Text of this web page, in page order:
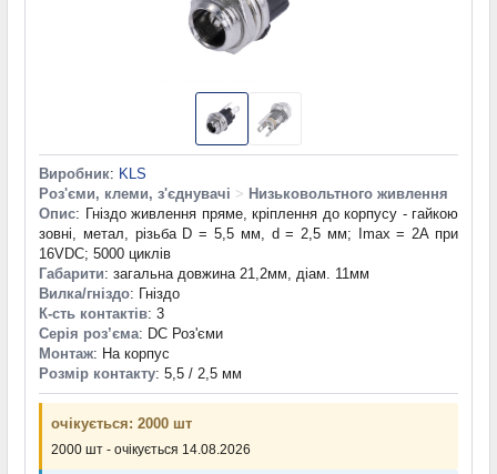
Виробник: KLS
Роз'єми, клеми, з'єднувачі > Низьковольтного живлення
Опис: Гніздо живлення пряме, кріплення до корпусу - гайкою
зовні, метал, різьба D = 5,5 мм, d = 2,5 мм; Imax = 2A при
16VDC; 5000 циклів
Габарити: загальна довжина 21,2мм, діам. 11мм
Вилка/гніздо: Гніздо
К-сть контактів: 3
Серія роз’єма: DC Роз'єми
Монтаж: На корпус
Розмір контакту: 5,5 / 2,5 мм
очікується: 2000 шт
2000 шт - очікується 14.08.2026